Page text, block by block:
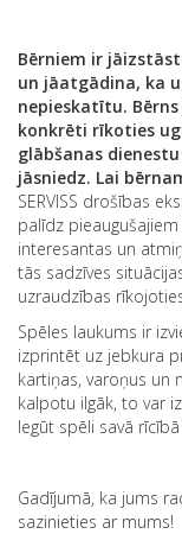
Bērniem ir
un jāatgādina, ka
nepieskatītu.
konkrēti rīkoties
glābšanas
jāsniedz. Lai
SERVISS drošības
palīdz
interesantas un
tās sadzīves
uzraudzības
Spēles laukums ir
izprintēt uz jebkura
kartiņas, varoņus un
kalpotu ilgāk, to var
Iegūt spēli savā
Gadījumā, ka jums
sazinieties ar mums!